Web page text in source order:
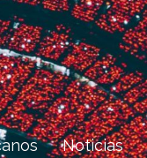
Noticias